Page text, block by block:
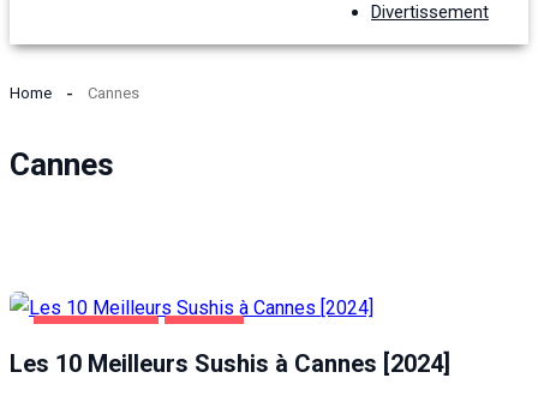
Divertissement
Home Cannes
Cannes
Les 10 Meilleurs Sushis à Cannes [2024]